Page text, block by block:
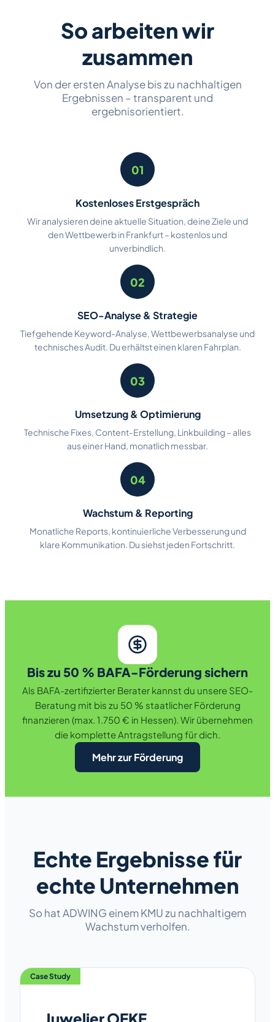
So arbeiten wir
zusammen
Von der ersten Analyse bis zu nachhaltigen
Ergebnissen – transparent und
ergebnisorientiert.
01
Kostenloses Erstgespräch
Wir analysieren deine aktuelle Situation, deine Ziele und
den Wettbewerb in Frankfurt – kostenlos und
unverbindlich.
02
SEO-Analyse & Strategie
Tiefgehende Keyword-Analyse, Wettbewerbsanalyse und
technisches Audit. Du erhältst einen klaren Fahrplan.
03
Umsetzung & Optimierung
Technische Fixes, Content-Erstellung, Linkbuilding – alles
aus einer Hand, monatlich messbar.
04
Wachstum & Reporting
Monatliche Reports, kontinuierliche Verbesserung und
klare Kommunikation. Du siehst jeden Fortschritt.
Bis zu 50 % BAFA-Förderung sichern
Als BAFA-zertifizierter Berater kannst du unsere SEO-
Beratung mit bis zu 50 % staatlicher Förderung
finanzieren (max. 1.750 € in Hessen). Wir übernehmen
die komplette Antragstellung für dich.
Mehr zur Förderung
Echte Ergebnisse für
echte Unternehmen
So hat ADWING einem KMU zu nachhaltigem
Wachstum verholfen.
Case Study
Juwelier OEKE